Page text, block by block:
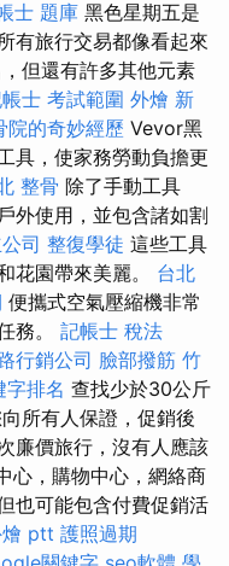
士 題庫 黑色星期五是
有旅行交易都像看起來
但還有許多其他元素
士 考試範圍 外燴 新
院的奇妙經歷 Vevor黑
具，使家務勞動負擔更
整骨 除了手動工具
外使用，並包含諸如割
司 整復學徒 這些工具
花園帶來美麗。 台北
便攜式空氣壓縮機非常
務。 記帳士 稅法
行銷公司 臉部撥筋 竹
排名 查找少於30公斤
所有人保證，促銷後
廉價旅行，沒有人應該
心，購物中心，網絡商
也可能包含付費促銷活
燴 ptt 護照過期